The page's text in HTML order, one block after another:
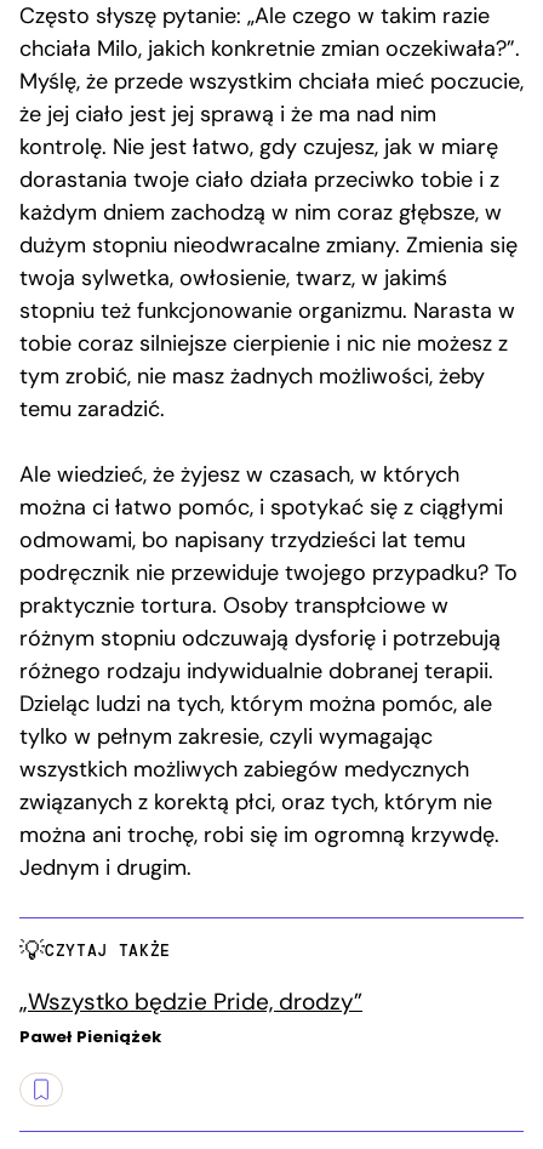
Często słyszę pytanie: „Ale czego w takim razie
chciała Milo, jakich konkretnie zmian oczekiwała?”.
Myślę, że przede wszystkim chciała mieć poczucie,
że jej ciało jest jej sprawą i że ma nad nim
kontrolę. Nie jest łatwo, gdy czujesz, jak w miarę
dorastania twoje ciało działa przeciwko tobie i z
każdym dniem zachodzą w nim coraz głębsze, w
dużym stopniu nieodwracalne zmiany. Zmienia się
twoja sylwetka, owłosienie, twarz, w jakimś
stopniu też funkcjonowanie organizmu. Narasta w
tobie coraz silniejsze cierpienie i nic nie możesz z
tym zrobić, nie masz żadnych możliwości, żeby
temu zaradzić.
Ale wiedzieć, że żyjesz w czasach, w których
można ci łatwo pomóc, i spotykać się z ciągłymi
odmowami, bo napisany trzydzieści lat temu
podręcznik nie przewiduje twojego przypadku? To
praktycznie tortura. Osoby transpłciowe w
różnym stopniu odczuwają dysforię i potrzebują
różnego rodzaju indywidualnie dobranej terapii.
Dzieląc ludzi na tych, którym można pomóc, ale
tylko w pełnym zakresie, czyli wymagając
wszystkich możliwych zabiegów medycznych
związanych z korektą płci, oraz tych, którym nie
można ani trochę, robi się im ogromną krzywdę.
Jednym i drugim.
CZYTAJ TAKŻE
„Wszystko będzie Pride, drodzy”
Paweł Pieniążek